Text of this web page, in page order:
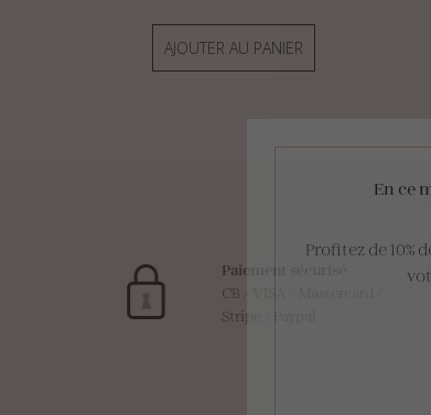
AJOUTER AU PANIER
Paiement sécurisé
CB / VISA / Mastercard /
Stripe / Paypal
En ce
Profitez de 10%